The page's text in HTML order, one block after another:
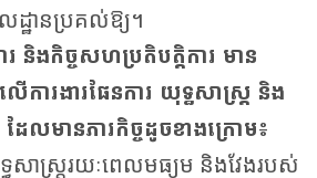
ដ្ឋានប្រគល់ឱ្យ។
និងកិច្ចសហប្រតិបត្តិការ មាន
ការងារផែនការ យុទ្ធសាស្ត្រ និង
ែលមានភារកិច្ចដូចខាងក្រោម៖
សាស្ត្ររយៈពេលមធ្យម និងវែងរបស់